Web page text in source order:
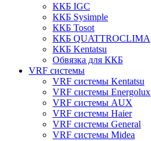
ККБ IGC
ККБ Sysimple
ККБ Tosot
ККБ QUATTROCLIMA
ККБ Kentatsu
Обвязка для ККБ
VRF системы
VRF системы Kentatsu
VRF системы Energolux
VRF системы AUX
VRF системы Haier
VRF системы General
VRF системы Midea